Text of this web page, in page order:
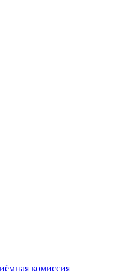
комиссия